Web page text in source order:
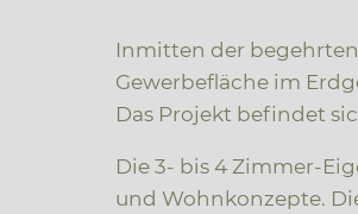
Inmitten der
Gewerbefläche im
Das Projekt befindet
Die 3- bis 4 Zimmer-
und Wohnkonzepte.